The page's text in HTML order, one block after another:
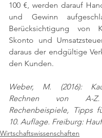
100 €, werden darauf
und Gewinn
Berücksichtigung von
Skonto und
daraus der endgültige
den Kunden.
Weber, M. (2016):
Rechnen von A-
Rechenbeispiele, Tipps
10. Auflage. Freiburg:
Wirtschaftswissenschaften